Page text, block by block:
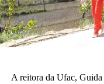
A reitora da Ufac,